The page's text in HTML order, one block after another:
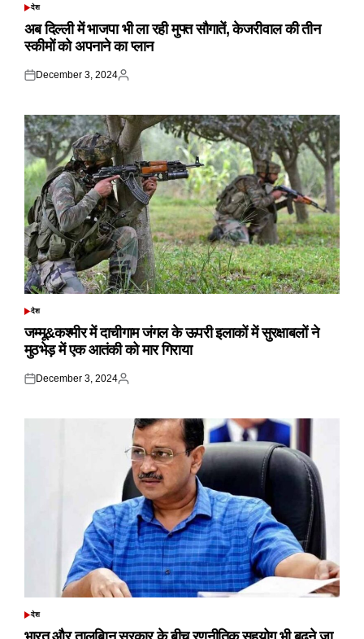
POSTED
देश
अब दिल्ली में भाजपा भी ला रही मुफ्त सौगातें, केजरीवाल की तीन
स्कीमों को अपनाने का प्लान
Posted
December 3, 2024
Posted
POSTED
देश
जम्मू&कश्मीर में दाचीगाम जंगल के ऊपरी इलाकों में सुरक्षाबलों ने
मुठभेड़ में एक आतंकी को मार गिराया
Posted
December 3, 2024
Posted
POSTED
देश